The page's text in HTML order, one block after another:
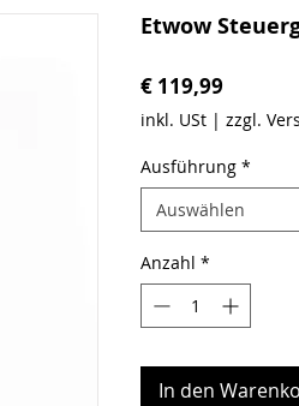
Etwow
€ 119,99Preis
inkl. USt| zzgl.
Ausführung *
Auswählen
Anzahl *
In den